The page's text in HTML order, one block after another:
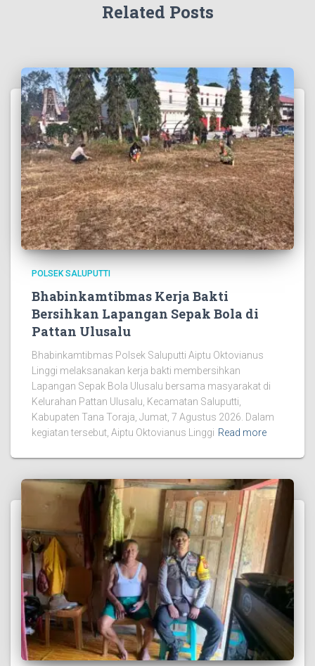
Related Posts
POLSEK SALUPUTTI
Bhabinkamtibmas Kerja Bakti
Bersihkan Lapangan Sepak Bola di
Pattan Ulusalu
Bhabinkamtibmas Polsek Saluputti Aiptu Oktovianus
Linggi melaksanakan kerja bakti membersihkan
Lapangan Sepak Bola Ulusalu bersama masyarakat di
Kelurahan Pattan Ulusalu, Kecamatan Saluputti,
Kabupaten Tana Toraja, Jumat, 7 Agustus 2026. Dalam
kegiatan tersebut, Aiptu Oktovianus Linggi Read more